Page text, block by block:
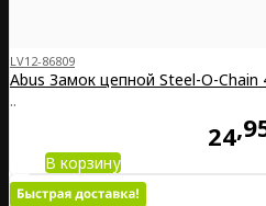
LV12-86809
Abus Замок цепной Steel-O-Chain
..
24
В корзину